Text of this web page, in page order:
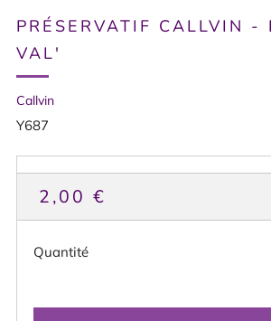
PRÉSERVATIF CALLVIN -
VAL'
Callvin
Y687
PRIX
HABITUEL
2,00 €
Quantité